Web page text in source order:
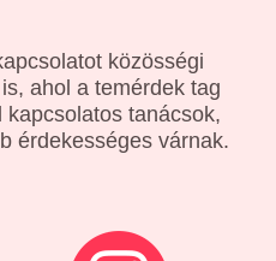
közösségi
ahol a temérdek tag
tanácsok,
érdekességes várnak.